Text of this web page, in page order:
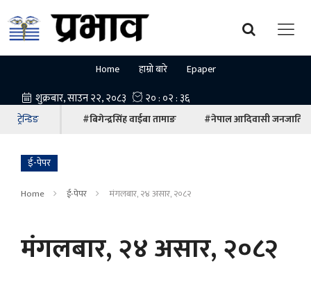
Home हाम्रो बारे Epaper
ट्रेन्डिङ #बिगेन्द्रसिंह वाईबा तामाङ #नेपाल आदिवासी जनजाति
ई-पेपर
Home ई-पेपर मंगलबार, २४ असार, २०८२
मंगलबार, २४ असार, २०८२